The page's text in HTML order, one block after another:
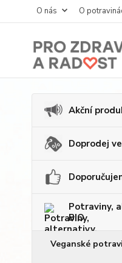
O nás O
Akční
Doprodej
Potraviny,
BIO
Veganské